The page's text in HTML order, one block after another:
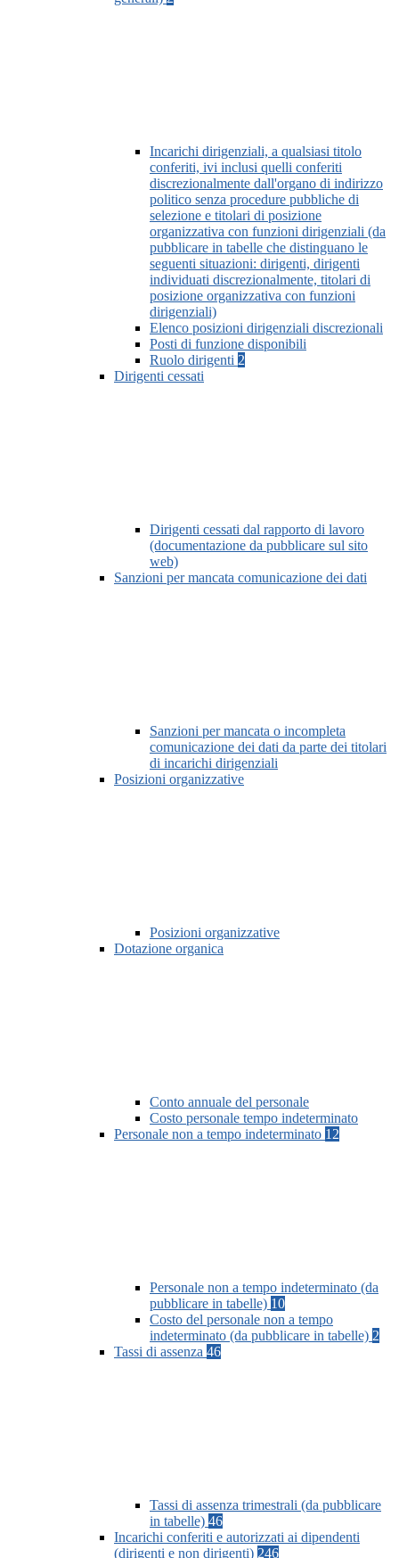
Incarichi dirigenziali, a qualsiasi titolo
conferiti, ivi inclusi quelli conferiti
discrezionalmente dall'organo di indirizzo
politico senza procedure pubbliche di
selezione e titolari di posizione
organizzativa con funzioni dirigenziali (da
pubblicare in tabelle che distinguano le
seguenti situazioni: dirigenti, dirigenti
individuati discrezionalmente, titolari di
posizione organizzativa con funzioni
dirigenziali)
Elenco posizioni dirigenziali discrezionali
Posti di funzione disponibili
Ruolo dirigenti 2
Dirigenti cessati
Dirigenti cessati dal rapporto di lavoro
(documentazione da pubblicare sul sito
web)
Sanzioni per mancata comunicazione dei dati
Sanzioni per mancata o incompleta
comunicazione dei dati da parte dei titolari
di incarichi dirigenziali
Posizioni organizzative
Posizioni organizzative
Dotazione organica
Conto annuale del personale
Costo personale tempo indeterminato
Personale non a tempo indeterminato 12
Personale non a tempo indeterminato (da
pubblicare in tabelle) 10
Costo del personale non a tempo
indeterminato (da pubblicare in tabelle) 2
Tassi di assenza 46
Tassi di assenza trimestrali (da pubblicare
in tabelle) 46
Incarichi conferiti e autorizzati ai dipendenti
(dirigenti e non dirigenti) 246